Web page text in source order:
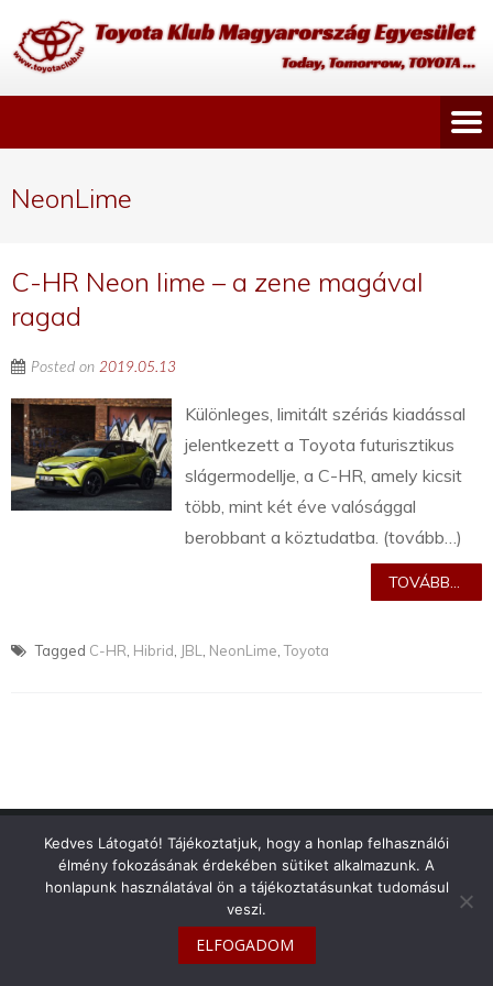
NeonLime
C-HR Neon lime – a zene magával
ragad
Posted on 2019.05.13
Különleges, limitált szériás kiadással
jelentkezett a Toyota futurisztikus
slágermodellje, a C-HR, amely kicsit
több, mint két éve valósággal
berobbant a köztudatba. (tovább…)
TOVÁBB...
Tagged C-HR Hibrid JBL NeonLime ,Toyota
Copyright © 2026Toyota Klub Magyarország
Kedves Látogató! Tájékoztatjuk, hogy a honlap felhasználói
élmény fokozásának érdekében sütiket alkalmazunk. A
honlapunk használatával ön a tájékoztatásunkat tudomásul
veszi.
ELFOGADOM